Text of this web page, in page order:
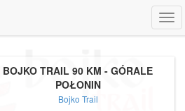
BOJKO TRAIL 90 KM - GÓRALE
POŁONIN
Bojko Trail